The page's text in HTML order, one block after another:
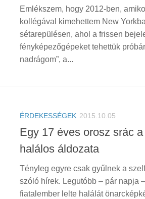
Emlékszem, hogy 2012-ben,
kollégával kimehettem New
sétarepülésen, ahol a frissen
fényképezőgépeket tehettük
nadrágom”, a...
ÉRDEKESSÉGEK 2015.10.05
Egy 17 éves orosz srác
halálos áldozata
Tényleg egyre csak gyűlnek a
szóló hírek. Legutóbb – pár napja
fiatalember lelte halálát